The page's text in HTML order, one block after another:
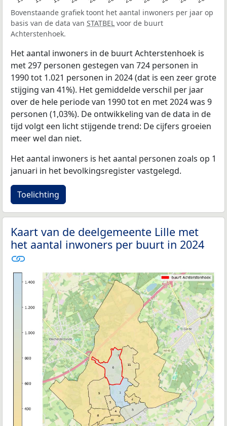
Bovenstaande grafiek toont het aantal inwoners per jaar op
basis van de data van STATBEL voor de buurt
Achterstenhoek.
Het aantal inwoners in de buurt Achterstenhoek is
met 297 personen gestegen van 724 personen in
1990 tot 1.021 personen in 2024 (dat is een zeer grote
stijging van 41%). Het gemiddelde verschil per jaar
over de hele periode van 1990 tot en met 2024 was 9
personen (1,03%). De ontwikkeling van de data in de
tijd volgt een licht stijgende trend: De cijfers groeien
meer wel dan niet.
Het aantal inwoners is het aantal personen zoals op 1
januari in het bevolkingsregister vastgelegd.
Toelichting
Kaart van de deelgemeente Lille met
het aantal inwoners per buurt in 2024